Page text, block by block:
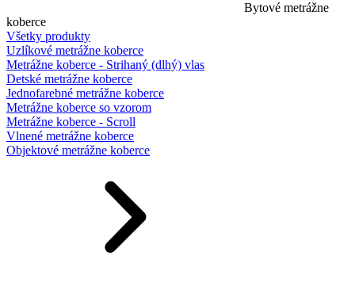
Bytové metrážne
koberce
Všetky produkty
Uzlíkové metrážne koberce
Metrážne koberce - Strihaný (dlhý) vlas
Detské metrážne koberce
Jednofarebné metrážne koberce
Metrážne koberce so vzorom
Metrážne koberce - Scroll
Vlnené metrážne koberce
Objektové metrážne koberce